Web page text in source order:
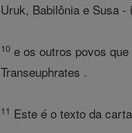
Uruk, Babilônia e Susa
10 e os outros povos
Transeuphrates .
11 Este é o texto da